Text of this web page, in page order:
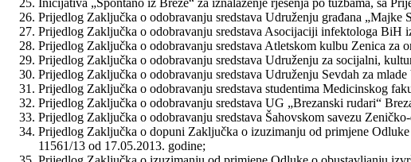
Inicijativa „Spontano iz Breze“ za iznalaženje rješenja po tužbama, sa
Prijedlog Zaključka o odobravanju sredstava Udruženju građana „Majke
Prijedlog Zaključka o odobravanju sredstava Asocijaciji infektologa BiH
Prijedlog Zaključka o odobravanju sredstava Atletskom kulbu Zenica za
Prijedlog Zaključka o odobravanju sredstava Udruženju za socijalni,
Prijedlog Zaključka o odobravanju sredstava Udruženju Sevdah za
Prijedlog Zaključka o odobravanju sredstava studentima Medicinskog
Prijedlog Zaključka o odobravanju sredstava UG „Brezanski rudari“
Prijedlog Zaključka o odobravanju sredstava Šahovskom savezu
Prijedlog Zaključka o dopuni Zaključka o izuzimanju od primjene
11561/13 od 17.05.2013. godine;